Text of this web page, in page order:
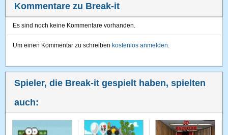
Kommentare zu Break-it
Es sind noch keine Kommentare vorhanden.
Um einen Kommentar zu schreiben kostenlos anmelden.
Spieler, die Break-it gespielt haben, spielten
auch: